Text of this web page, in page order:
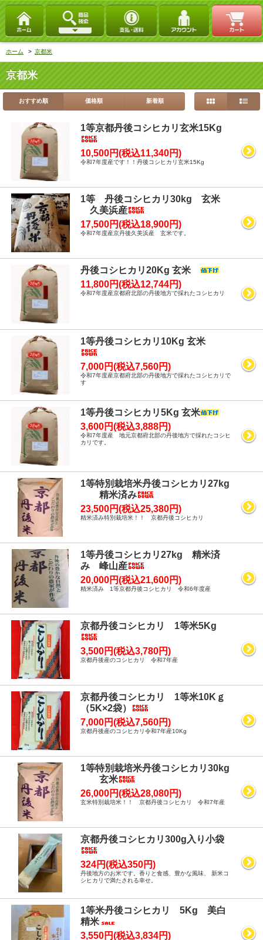
ホーム > 京都米
京都米
おすすめ順 価格順 新着順
1等京都丹後コシヒカリ玄米15Kg
10,500円(税込11,340円)
令和7年度産です！！丹後コシヒカリ玄米15Kg
1等 丹後コシヒカリ30kg 玄米
久美浜産
17,500円(税込18,900円)
令和7年度産京丹後久美浜産 玄米です。
丹後コシヒカリ20Kg 玄米
11,800円(税込12,744円)
令和7年度産京都府北部の丹後地方で採れたコシヒカリ
1等丹後コシヒカリ10Kg 玄米
7,000円(税込7,560円)
令和7年度産京都府北部の丹後地方で採れたコシヒカリで
す
1等丹後コシヒカリ5Kg 玄米
3,600円(税込3,888円)
令和7年度産 地元京都府北部の丹後地方で採れたコシヒ
カリです。
1等特別栽培米丹後コシヒカリ27kg
精米済み
23,500円(税込25,380円)
精米済み特別栽培米！！ 京都丹後コシヒカリ
1等丹後コシヒカリ27kg 精米済
み 峰山産
20,000円(税込21,600円)
精米済み 1等京都丹後コシヒカリ 令和6年度産
京都丹後コシヒカリ 1等米5Kg
3,500円(税込3,780円)
京都丹後産のコシヒカリ 令和7年産
京都丹後コシヒカリ 1等米10Kｇ
（5K×2袋）
7,000円(税込7,560円)
京都丹後産のコシヒカリ令和7年産10Kg
1等特別栽培米丹後コシヒカリ30kg
玄米
26,000円(税込28,080円)
玄米特別栽培米！！ 京都丹後コシヒカリ 令和7年産
京都丹後コシヒカリ300g入り小袋
324円(税込350円)
丹後地方のお米です。香りと食感、豊かな風味、 新米コ
シヒカリで満たされる幸せ。
1等米丹後コシヒカリ 5Kg 美白
精米
3,550円(税込3,834円)